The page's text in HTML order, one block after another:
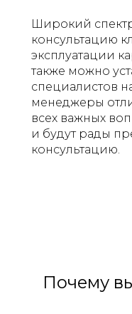
Широкий
консультацию
эксплуатации
также можно
специалистов
менеджеры
всех важных
и будут рады
консультацию.
Почему